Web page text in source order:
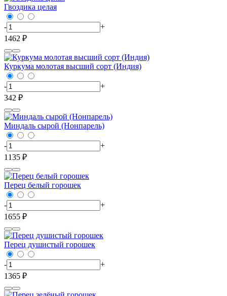
Гвоздика целая
-
+
1462 ₽
Куркума молотая высший сорт (Индия)
-
+
342 ₽
Миндаль сырой (Нонпарель)
-
+
1135 ₽
Перец белый горошек
-
+
1655 ₽
Перец душистый горошек
-
+
1365 ₽